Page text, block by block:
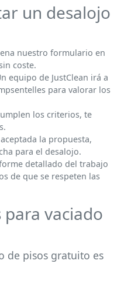
un desalojo
nuestro formulario en
coste.
equipo de JustClean irá a
para valorar los
los criterios, te
la propuesta,
para el desalojo.
detallado del trabajo
de que se respeten las
para vaciado
de pisos gratuito es